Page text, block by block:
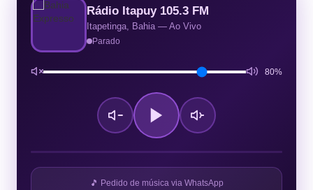
Rádio Itapuy 105.3 FM
Itapetinga, Bahia — Ao Vivo
Parado
80%
🎵 Pedido de música via WhatsApp